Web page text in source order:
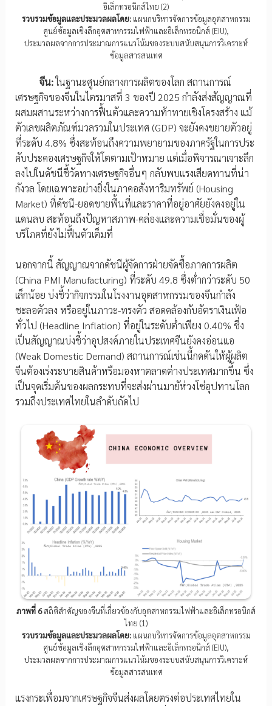
อิเล็กทรอนิกส์ไทย (2)
รวบรวมข้อมูลและประมวลผลโดย:แผนกบริหารจัดการข้อมูลอุตสาหกรรม
ศูนย์ข้อมูลเชิงลึกอุตสาหกรรมไฟฟ้าและอิเล็กทรอนิกส์ (EIU),
ประมวลผลจากการประมาณการแนวโน้มของระบบสนับสนุนการวิเคราะห์
ข้อมูลสารสนเทศ
จีน:ในฐานะศูนย์กลางการผลิตของโลก สถานการณ์
เศรษฐกิจของจีนในไตรมาสที่ 3 ของปี 2025 กำลังส่งสัญญาณที่
ผสมผสานระหว่างการฟื้นตัวและความท้าทายเชิงโครงสร้าง แม้
ตัวเลขผลิตภัณฑ์มวลรวมในประเทศ (GDP) จะยังคงขยายตัวอยู่
ที่ระดับ 4.8% ซึ่งสะท้อนถึงความพยายามของภาครัฐในการประ
คับประคองเศรษฐกิจให้โตตามเป้าหมาย แต่เมื่อพิจารณาเจาะลึก
ลงไปในดัชนีชี้วัดทางเศรษฐกิจอื่นๆ กลับพบแรงเสียดทานที่น่า
กังวล โดยเฉพาะอย่างยิ่งในภาคอสังหาริมทรัพย์ (Housing
Market) ที่ดัชนี-ยอดขายพื้นที่และราคาที่อยู่อาศัยยังคงอยู่ใน
แดนลบ สะท้อนถึงปัญหาสภาพ-คล่องและความเชื่อมั่นของผู้
บริโภคที่ยังไม่ฟื้นตัวเต็มที่
นอกจากนี้ สัญญาณจากดัชนีผู้จัดการฝ่ายจัดซื้อภาคการผลิต
(China PMI Manufacturing) ที่ระดับ 49.8 ซึ่งต่ำกว่าระดับ 50
เล็กน้อย บ่งชี้ว่ากิจกรรมในโรงงานอุตสาหกรรมของจีนกำลัง
ชะลอตัวลง หรืออยู่ในภาวะ-ทรงตัว สอดคล้องกับอัตราเงินเฟ้อ
ทั่วไป (Headline Inflation) ที่อยู่ในระดับต่ำเพียง 0.40% ซึ่ง
เป็นสัญญาณบ่งชี้ว่าอุปสงค์ภายในประเทศจีนยังคงอ่อนแอ
(Weak Domestic Demand) สถานการณ์เช่นนี้กดดันให้ผู้ผลิต
จีนต้องเร่งระบายสินค้าหรือมองหาตลาดต่างประเทศมากขึ้น ซึ่ง
เป็นจุดเริ่มต้นของผลกระทบที่จะส่งผ่านมายัห่วงโซ่อุปทานโลก
รวมถึงประเทศไทยในลำดับถัดไป
ภาพที่ 6สถิติสำคัญของจีนที่เกี่ยวข้องกับอุตสาหกรรมไฟฟ้าและอิเล็กทรอนิกส์
ไทย (1)
รวบรวมข้อมูลและประมวลผลโดย:แผนกบริหารจัดการข้อมูลอุตสาหกรรม
ศูนย์ข้อมูลเชิงลึกอุตสาหกรรมไฟฟ้าและอิเล็กทรอนิกส์ (EIU),
ประมวลผลจากการประมาณการแนวโน้มของระบบสนับสนุนการวิเคราะห์
ข้อมูลสารสนเทศ
แรงกระเพื่อมจากเศรษฐกิจจีนส่งผลโดยตรงต่อประเทศไทยใน